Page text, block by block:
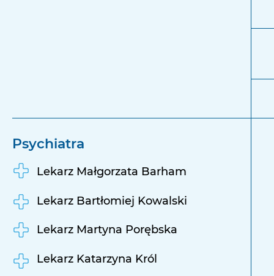
Psychiatra
Lekarz Małgorzata Barham
Lekarz Martyna Porębska
Lekarz Katarzyna Król
Lekarz Bartłomiej Kowalski